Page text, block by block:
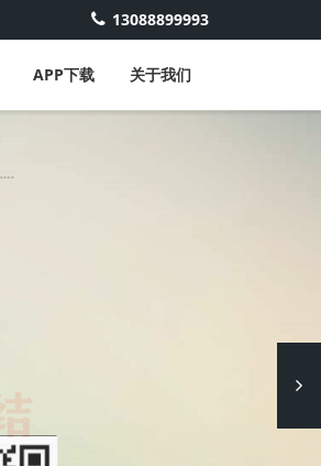
13088899993
APP下载 关于我们